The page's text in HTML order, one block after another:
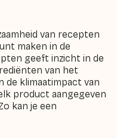
van recepten
maken in de
geeft inzicht in de
van het
de klimaatimpact van
product aangegeven
kan je een